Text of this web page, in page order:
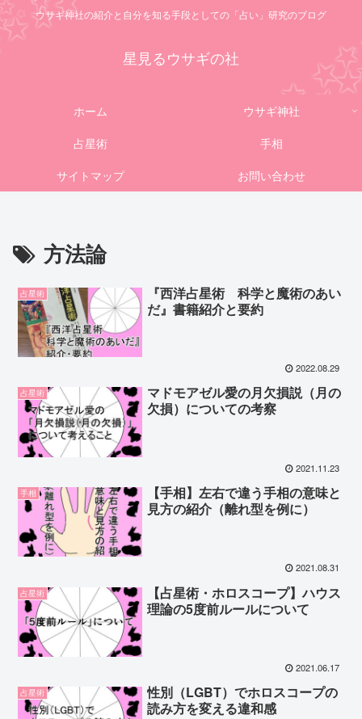
ウサギ神社の紹介と自分を知る手段としての「占い」研究のブログ
星見るウサギの社
ホーム
ウサギ神社
占星術
手相
サイトマップ
お問い合わせ
方法論
占星術
『西洋占星術 科学と魔術のあい
だ』書籍紹介と要約
2022.08.29
占星術
マドモアゼル愛の月欠損説（月の
欠損）についての考察
2021.11.23
手相
【手相】左右で違う手相の意味と
見方の紹介（離れ型を例に）
2021.08.31
占星術
【占星術・ホロスコープ】ハウス
理論の5度前ルールについて
2021.06.17
占星術
性別（LGBT）でホロスコープの
読み方を変える違和感